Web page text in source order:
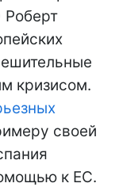
Роберт
кризисом.
своей
к ЕС.